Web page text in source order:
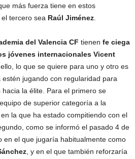
más fuerza tiene en estos
tercero sea Raúl Jiménez
del Valencia CF tienen fe ciega
jóvenes internacionales Vicent
lo que se quiere para uno y otro es
jugando con regularidad para
la élite. Para el primero se
de superior categoría a la
en la que ha estado compitiendo con el
como se informó el pasado 4 de
en el que jugaría habitualmente como
, y en el que también reforzaría